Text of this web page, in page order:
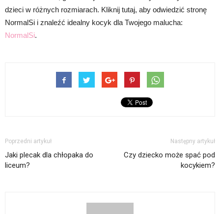
dzieci w różnych rozmiarach. Kliknij tutaj, aby odwiedzić stronę
NormalSi i znaleźć idealny kocyk dla Twojego malucha:
NormalSi.
Poprzedni artykuł
Jaki plecak dla chłopaka do
liceum?
Następny artykuł
Czy dziecko może spać pod
kocykiem?